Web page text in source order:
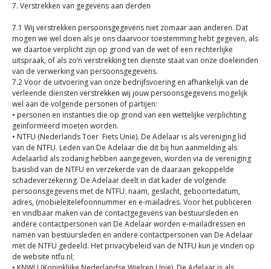
7. Verstrekken van gegevens aan derden
7.1 Wij verstrekken persoonsgegevens niet zomaar aan anderen. Dat
mogen we wel doen als je ons daarvoor toestemming hebt gegeven, als
we daartoe verplicht zijn op grond van de wet of een rechterlijke
uitspraak, of als zo’n verstrekking ten dienste staat van onze doeleinden
van de verwerking van persoonsgegevens.
7.2 Voor de uitvoering van onze bedrijfsvoering en afhankelijk van de
verleende diensten verstrekken wij jouw persoonsgegevens mogelijk
wel aan de volgende personen of partijen:
• personen en instanties die op grond van een wettelijke verplichting
geïnformeerd moeten worden.
• NTFU (Nederlands Toer Fiets Unie). De Adelaar is als vereniging lid
van de NTFU. Leden van De Adelaar die dit bij hun aanmelding als
Adelaarlid als zodanig hebben aangegeven, worden via de vereniging
basislid van de NTFU en verzekerde van de daaraan gekoppelde
schadeverzekering. De Adelaar deelt in dat kader de volgende
persoonsgegevens met de NTFU: naam, geslacht, geboortedatum,
adres, (mobiele)telefoonnummer en e-mailadres. Voor het publiceren
en vindbaar maken van de contactgegevens van bestuursleden en
andere contactpersonen van De Adelaar worden e-mailadressen en
namen van bestuursleden en andere contactpersonen van De Adelaar
met de NTFU gedeeld. Het privacybeleid van de NTFU kun je vinden op
de website ntfu.nl;